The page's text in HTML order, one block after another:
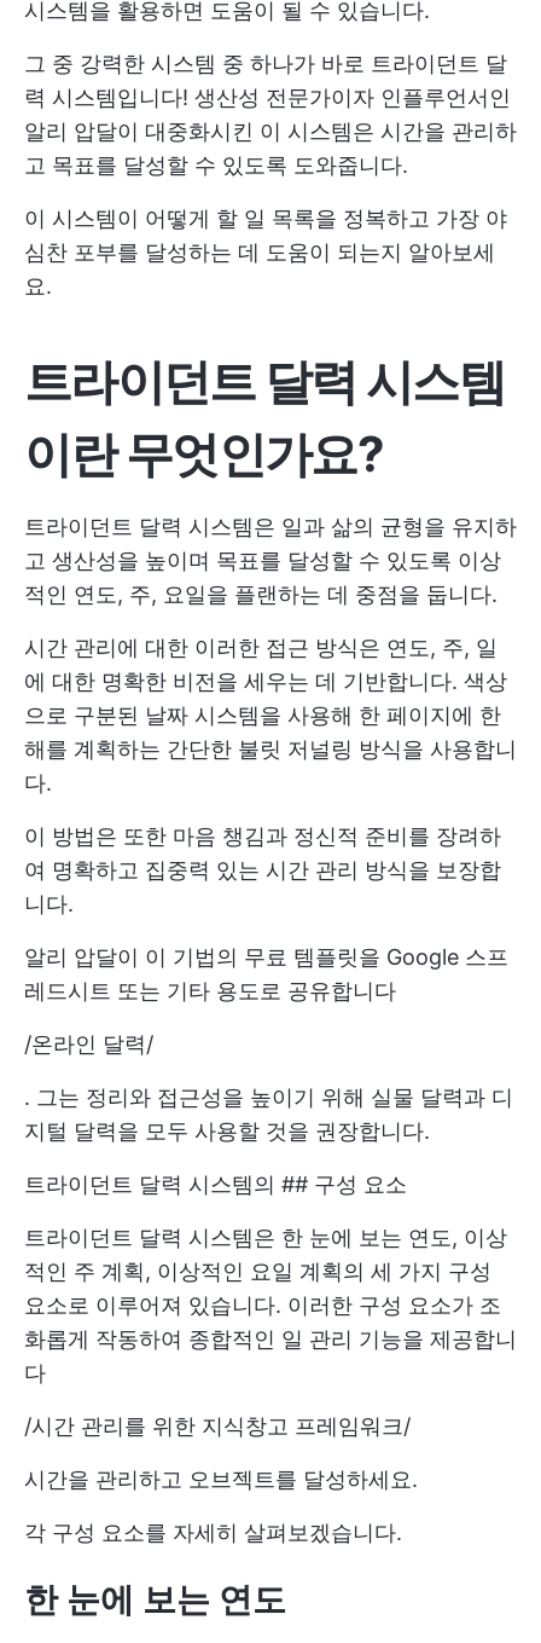
시스템을 활용하면 도움이 될 수 있습니다.
그 중 강력한 시스템 중 하나가 바로 트라이던트 달
력 시스템입니다! 생산성 전문가이자 인플루언서인
알리 압달이 대중화시킨 이 시스템은 시간을 관리하
고 목표를 달성할 수 있도록 도와줍니다.
이 시스템이 어떻게 할 일 목록을 정복하고 가장 야
심찬 포부를 달성하는 데 도움이 되는지 알아보세
요.
트라이던트 달력 시스템
이란 무엇인가요?
트라이던트 달력 시스템은 일과 삶의 균형을 유지하
고 생산성을 높이며 목표를 달성할 수 있도록 이상
적인 연도, 주, 요일을 플랜하는 데 중점을 둡니다.
시간 관리에 대한 이러한 접근 방식은 연도, 주, 일
에 대한 명확한 비전을 세우는 데 기반합니다. 색상
으로 구분된 날짜 시스템을 사용해 한 페이지에 한
해를 계획하는 간단한 불릿 저널링 방식을 사용합니
다.
이 방법은 또한 마음 챙김과 정신적 준비를 장려하
여 명확하고 집중력 있는 시간 관리 방식을 보장합
니다.
알리 압달이 이 기법의 무료 템플릿을 Google 스프
레드시트 또는 기타 용도로 공유합니다
/온라인 달력/
. 그는 정리와 접근성을 높이기 위해 실물 달력과 디
지털 달력을 모두 사용할 것을 권장합니다.
트라이던트 달력 시스템의 ## 구성 요소
트라이던트 달력 시스템은 한 눈에 보는 연도, 이상
적인 주 계획, 이상적인 요일 계획의 세 가지 구성
요소로 이루어져 있습니다. 이러한 구성 요소가 조
화롭게 작동하여 종합적인 일 관리 기능을 제공합니
다
/시간 관리를 위한 지식창고 프레임워크/
시간을 관리하고 오브젝트를 달성하세요.
각 구성 요소를 자세히 살펴보겠습니다.
한 눈에 보는 연도